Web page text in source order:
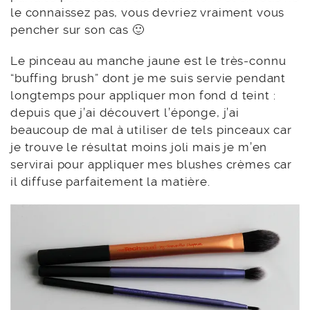
le connaissez pas, vous devriez vraiment vous
pencher sur son cas 🙂
Le pinceau au manche jaune est le très-connu
“buffing brush” dont je me suis servie pendant
longtemps pour appliquer mon fond d teint :
depuis que j’ai découvert l’éponge, j’ai
beaucoup de mal à utiliser de tels pinceaux car
je trouve le résultat moins joli mais je m’en
servirai pour appliquer mes blushes crèmes car
il diffuse parfaitement la matière.